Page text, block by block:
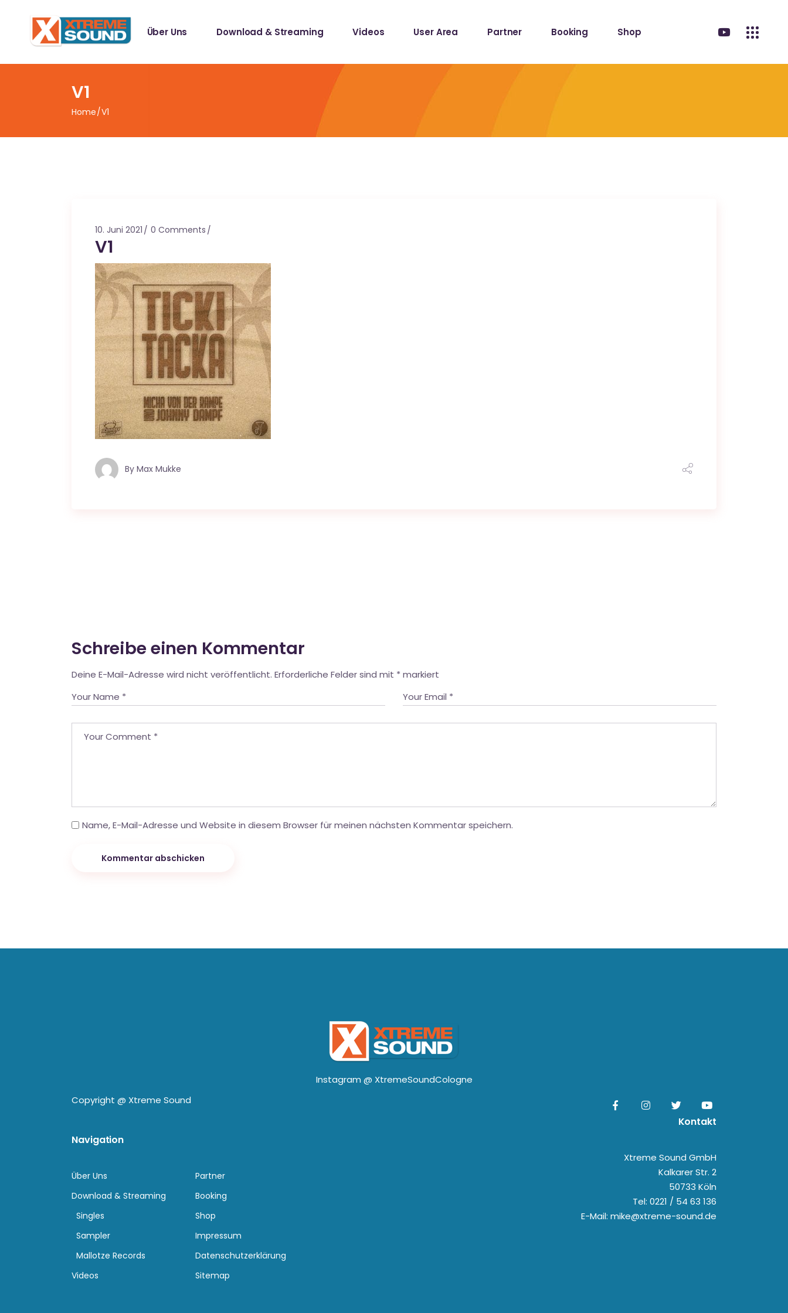
Über Uns Download & Streaming
Mallotze Records
Videos User Area Partner Booking Shop
Sampler
V1
Home V1
10. Juni 2021 0 Comments
V1
By Max Mukke
Schreibe einen Kommentar
Deine E-Mail-Adresse wird nicht veröffentlicht. Erforderliche Felder sind mit * markiert
Name, E-Mail-Adresse und Website in diesem Browser für meinen nächsten Kommentar speichern.
Kommentar abschicken
Instagram @ XtremeSoundCologne
Copyright @ Xtreme Sound
Navigation
Über Uns
Download & Streaming
Singles
Sampler
Mallotze Records
Videos
Partner
Booking
Shop
Impressum
Datenschutzerklärung
Sitemap
Kontakt
Xtreme Sound GmbH
Kalkarer Str. 2
50733 Köln
Tel: 0221 / 54 63 136
E-Mail: mike@xtreme-sound.de